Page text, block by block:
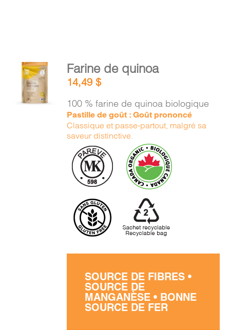
AJOUTER
AU
PANIER
DÉTAILS
Farine de quinoa
14,49$
100 % farine de quinoa biologique
Pastille de goût : Goût prononcé
Classique et passe-partout, malgré sa
saveur distinctive.
SOURCE DE FIBRES •
SOURCE DE
MANGANÈSE • BONNE
SOURCE DE FER